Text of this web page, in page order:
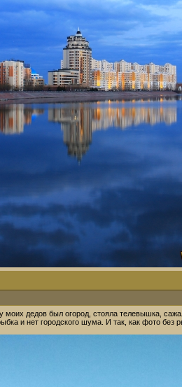
дедов был огород, стояла телевышка,
и нет городского шума. И так, как фото